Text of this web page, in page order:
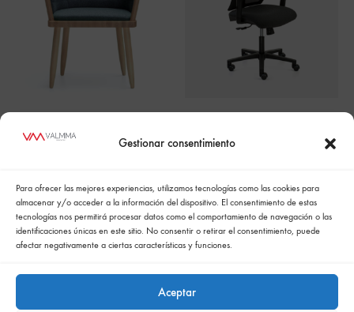
Gestionar consentimiento
Para ofrecer las mejores experiencias, utilizamos tecnologías como las cookies para
almacenar y/o acceder a la información del dispositivo. El consentimiento de estas
tecnologías nos permitirá procesar datos como el comportamiento de navegación o las
identificaciones únicas en este sitio. No consentir o retirar el consentimiento, puede
afectar negativamente a ciertas características y funciones.
Aceptar